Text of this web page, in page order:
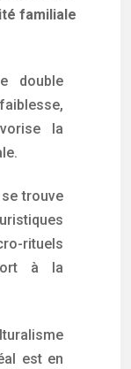
familiale
double
la
trouve
rituels
à la
est en